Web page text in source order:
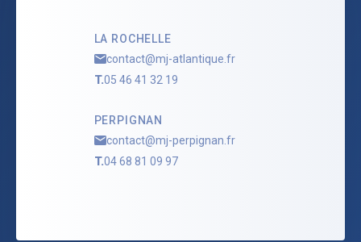
LA ROCHELLE
contact@mj-atlantique.fr
T.05 46 41 32 19
PERPIGNAN
contact@mj-perpignan.fr
T.04 68 81 09 97